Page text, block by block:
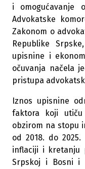
i omogućavanje
Advokatske
Zakonom o
Republike
upisnine i
očuvanja načela
pristupa
Iznos upisnine
faktora koji
obzirom na stopu
od 2018. do
inflaciji i kretanju
Srpskoj i Bosni i